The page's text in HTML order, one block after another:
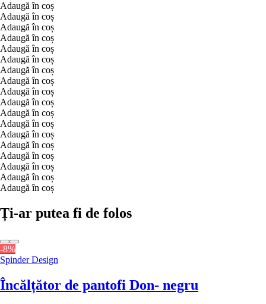
Adaugă în coș
Adaugă în coș
Adaugă în coș
Adaugă în coș
Adaugă în coș
Adaugă în coș
Adaugă în coș
Adaugă în coș
Adaugă în coș
Adaugă în coș
Adaugă în coș
Adaugă în coș
Adaugă în coș
Adaugă în coș
Adaugă în coș
Adaugă în coș
Adaugă în coș
Adaugă în coș
Ți-ar putea fi de folos
-8%
Spinder Design
Încălțător de pantofi Don- negru